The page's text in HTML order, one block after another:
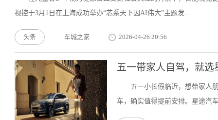
视控于3月1日在上海成功举办“芯系天下因AI伟大”主题发...
头条 车城之家 2026-04-26 20:56
五一带家人自驾，就
五一小长假临近，想带家人
车，确实值得提前安排。星途汽